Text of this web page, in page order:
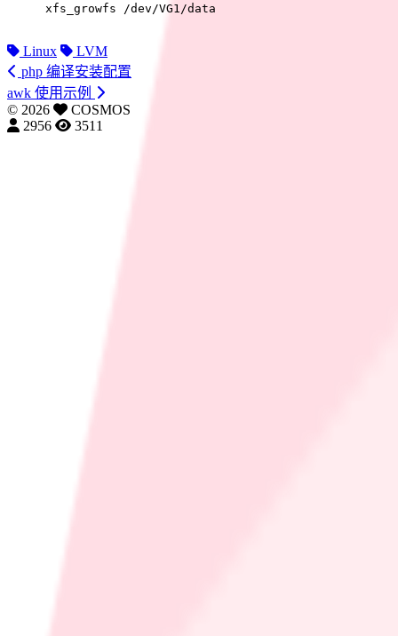
xfs_growfs /dev/VG1/data
Linux
LVM
php 编译安装配置
awk 使用示例
© 2026
COSMOS
2956
3511